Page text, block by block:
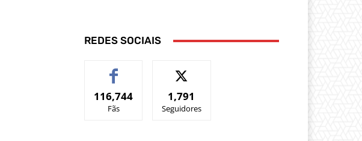
REDES SOCIAIS
116,744
Fãs
1,791
Seguidores